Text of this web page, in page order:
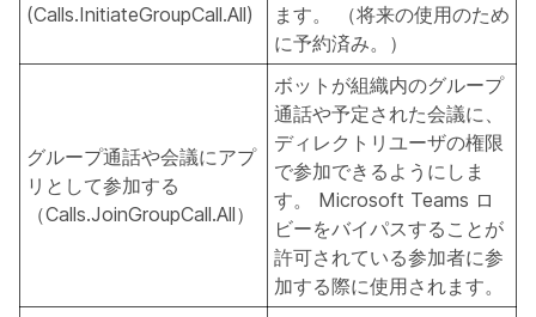
(Calls.InitiateGroupCall.All)
ます。 （将来の使用のため
に予約済み。）
グループ通話や会議にアプ
リとして参加する
（Calls.JoinGroupCall.All）
ボットが組織内のグループ
通話や予定された会議に、
ディレクトリユーザの権限
で参加できるようにしま
す。 Microsoft Teams ロ
ビーをバイパスすることが
許可されている参加者に参
加する際に使用されます。